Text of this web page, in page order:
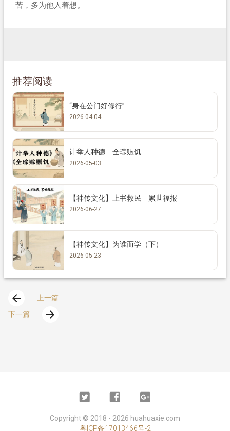
苦，多为他人着想。
推荐阅读
“身在公门好修行”
2026-04-04
计举人种德 全琮赈饥
2026-05-03
【神传文化】上书救民 累世福报
2026-06-27
【神传文化】为谁而学（下）
2026-05-23
arrow_back
上一篇
下一篇
arrow_forward
Twitter FacebookGoogle
Copyright © 2018 - 2026 huahuaxie.com
粤ICP备17013466号-2